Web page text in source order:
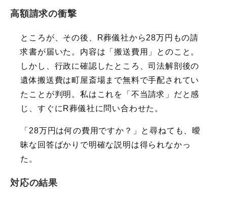
高額請求の衝撃
ところが、その後、R葬儀社から28万円もの請
求書が届いた。内容は「搬送費用」とのこと。
しかし、行政に確認したところ、司法解剖後の
遺体搬送費は町屋斎場まで無料で手配されてい
たことが判明。私はこれを「不当請求」だと感
じ、すぐにR葬儀社に問い合わせた。
「28万円は何の費用ですか？」と尋ねても、曖
昧な回答ばかりで明確な説明は得られなかっ
た。
対応の結果